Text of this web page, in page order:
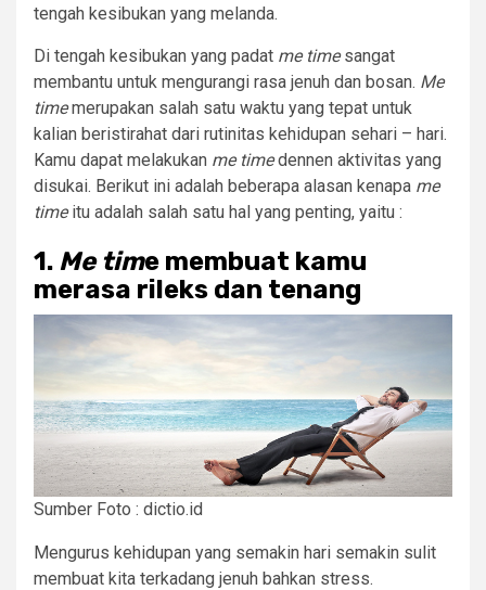
tengah kesibukan yang melanda.
Di tengah kesibukan yang padat me timesangat
membantu untuk mengurangi rasa jenuh dan bosan. Me
timemerupakan salah satu waktu yang tepat untuk
kalian beristirahat dari rutinitas kehidupan sehari – hari.
Kamu dapat melakukan me timedennen aktivitas yang
disukai. Berikut ini adalah beberapa alasan kenapa me
timeitu adalah salah satu hal yang penting, yaitu :
1. Me time membuat kamu
merasa rileks dan tenang
Sumber Foto : dictio.id
Mengurus kehidupan yang semakin hari semakin sulit
membuat kita terkadang jenuh bahkan stress.